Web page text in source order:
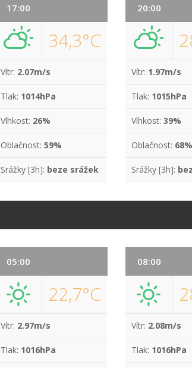
17:00
34,3°C
Vítr: 2.07m/s
Tlak: 1014hPa
Vlhkost: 26%
Oblačnost:59%
Srážky [3h]: beze srážek
20:00
Vítr: 1.97m/s
Tlak: 1015hPa
Vlhkost: 39%
Oblačnost: 68%
Srážky [3h]:
05:00
22,7°C
Vítr: 2.97m/s
Tlak: 1016hPa
08:00
Vítr: 2.08m/s
Tlak: 1016hPa